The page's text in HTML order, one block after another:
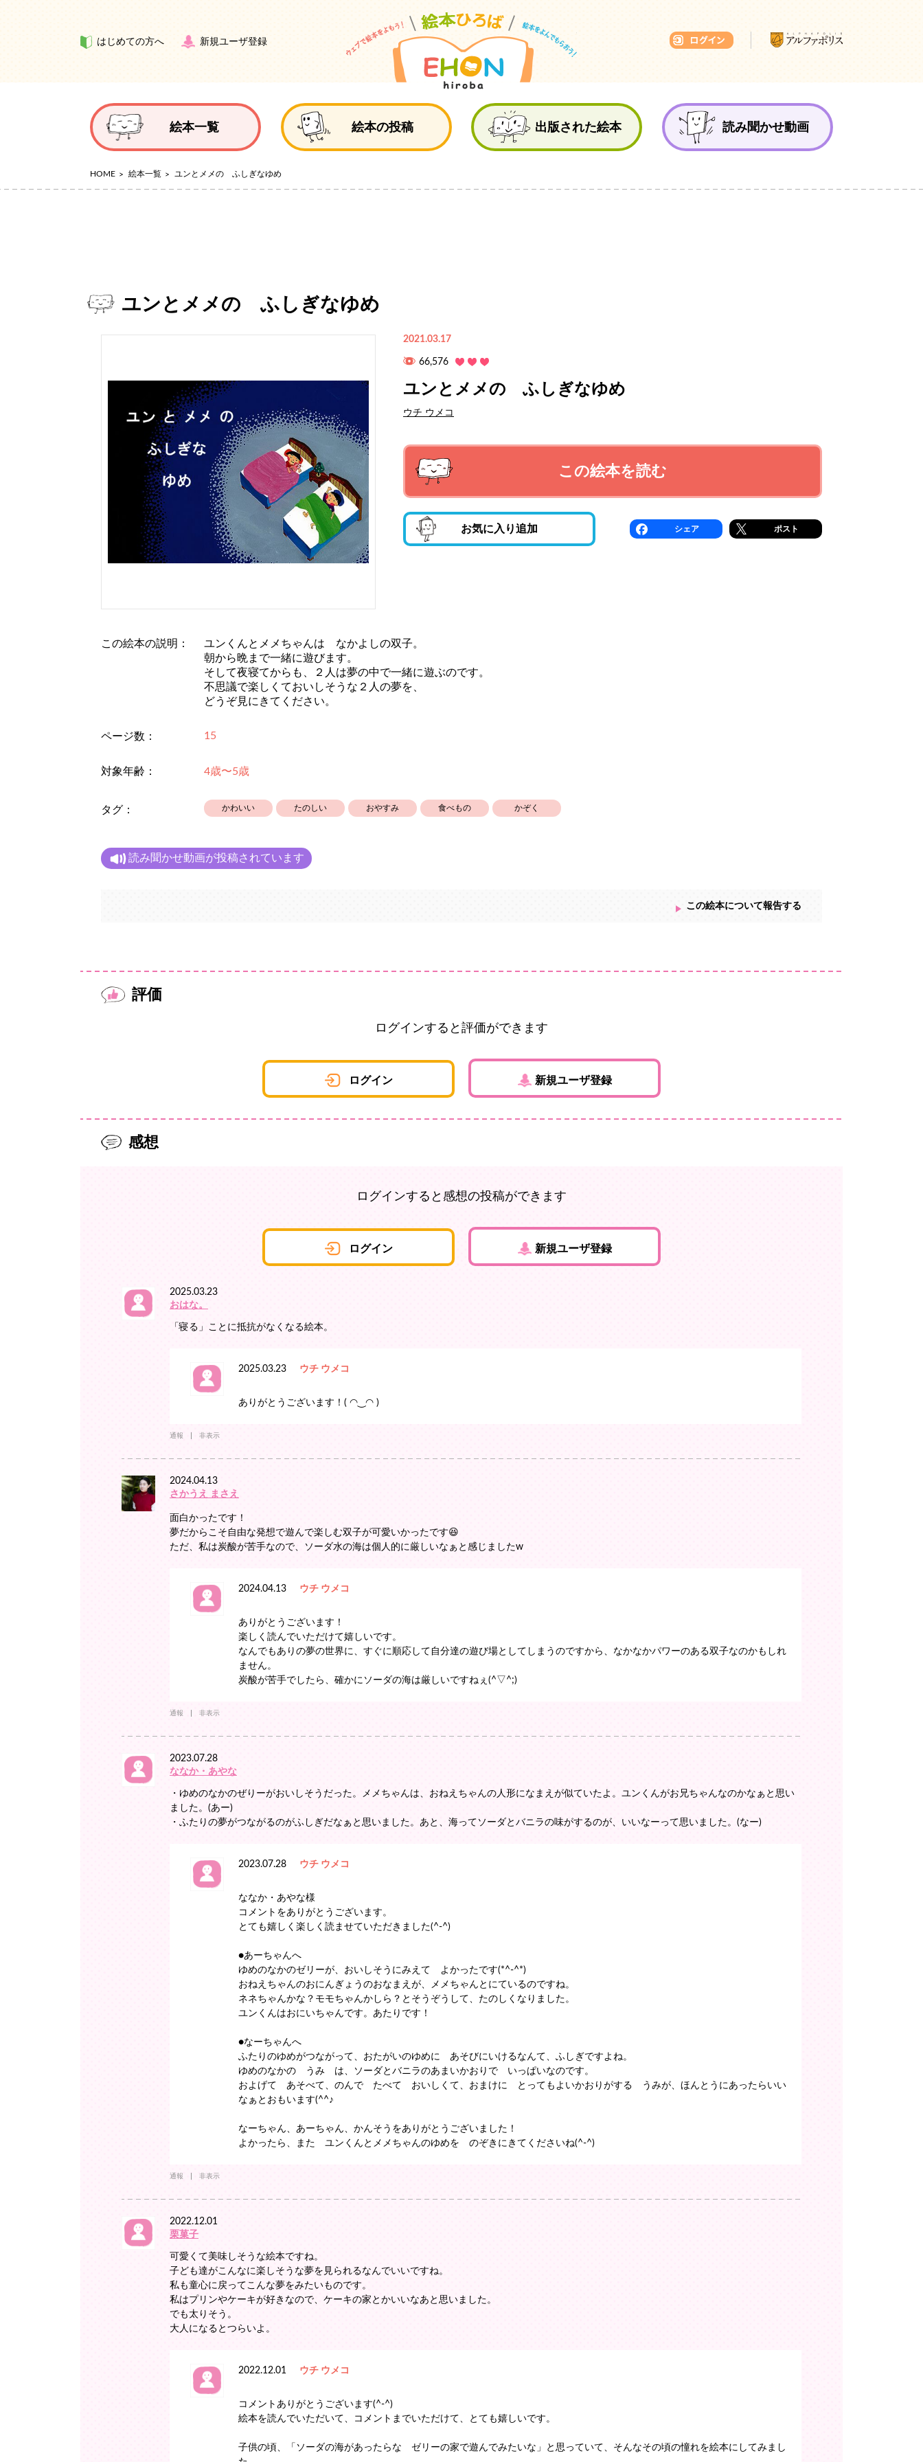
はじめての方へ 新規ユーザ登録
絵本一覧 絵本の投稿 出版された絵本 読み聞かせ動画
HOME 絵本一覧 ユンとメメの ふしぎなゆめ
ユンとメメの ふしぎなゆめ
2021.03.17
66,576
ユンとメメの ふしぎなゆめ
ウチ ウメコ
この絵本を読む
お気に入り追加 シェア ポスト
この絵本の説明：
ユンくんとメメちゃんは なかよしの双子。
朝から晩まで一緒に遊びます。
そして夜寝てからも、２人は夢の中で一緒に遊ぶのです。
不思議で楽しくておいしそうな２人の夢を、
どうぞ見にきてください。
ページ数： 15
対象年齢： 4歳〜5歳
タグ： かわいい たのしい おやすみ 食べもの かぞく
読み聞かせ動画が投稿されています
この絵本について報告する
評価
ログインすると評価ができます
ログイン 新規ユーザ登録
感想
ログインすると感想の投稿ができます
ログイン 新規ユーザ登録
2025.03.23
おはな。
「寝る」ことに抵抗がなくなる絵本。
2025.03.23 ウチ ウメコ
ありがとうございます！( ◠‿◠ )
通報 非表示
2024.04.13
さかうえ まさえ
面白かったです！
夢だからこそ自由な発想で遊んで楽しむ双子が可愛いかったです😆
ただ、私は炭酸が苦手なので、ソーダ水の海は個人的に厳しいなぁと感じましたw
2024.04.13 ウチ ウメコ
ありがとうございます！
楽しく読んでいただけて嬉しいです。
なんでもありの夢の世界に、すぐに順応して自分達の遊び場としてしまうのですから、なかなかパワーのある双子なのかもしれ
ません。
炭酸が苦手でしたら、確かにソーダの海は厳しいですねぇ(^▽^;)
通報 非表示
2023.07.28
ななか・あやな
・ゆめのなかのぜりーがおいしそうだった。メメちゃんは、おねえちゃんの人形になまえが似ていたよ。ユンくんがお兄ちゃんなのかなぁと思い
ました。(あー)
・ふたりの夢がつながるのがふしぎだなぁと思いました。あと、海ってソーダとバニラの味がするのが、いいなーって思いました。(なー)
2023.07.28 ウチ ウメコ
ななか・あやな様
コメントをありがとうございます。
とても嬉しく楽しく読ませていただきました(^-^)
●あーちゃんへ
ゆめのなかのゼリーが、おいしそうにみえて よかったです(*^-^*)
おねえちゃんのおにんぎょうのおなまえが、メメちゃんとにているのですね。
ネネちゃんかな？モモちゃんかしら？とそうぞうして、たのしくなりました。
ユンくんはおにいちゃんです。あたりです！
●なーちゃんへ
ふたりのゆめがつながって、おたがいのゆめに あそびにいけるなんて、ふしぎですよね。
ゆめのなかの うみ は、ソーダとバニラのあまいかおりで いっぱいなのです。
およげて あそべて、のんで たべて おいしくて、おまけに とってもよいかおりがする うみが、ほんとうにあったらいい
なぁとおもいます(^^♪
なーちゃん、あーちゃん、かんそうをありがとうございました！
よかったら、また ユンくんとメメちゃんのゆめを のぞきにきてくださいね(^-^)
通報 非表示
2022.12.01
栗菓子
可愛くて美味しそうな絵本ですね。
子ども達がこんなに楽しそうな夢を見られるなんでいいですね。
私も童心に戻ってこんな夢をみたいものです。
私はプリンやケーキが好きなので、ケーキの家とかいいなあと思いました。
でも太りそう。
大人になるとつらいよ。
2022.12.01 ウチ ウメコ
コメントありがとうございます(^-^)
絵本を読んでいただいて、コメントまでいただけて、とても嬉しいです。
子供の頃、「ソーダの海があったらな ゼリーの家で遊んでみたいな」と思っていて、そんなその頃の憧れを絵本にしてみまし